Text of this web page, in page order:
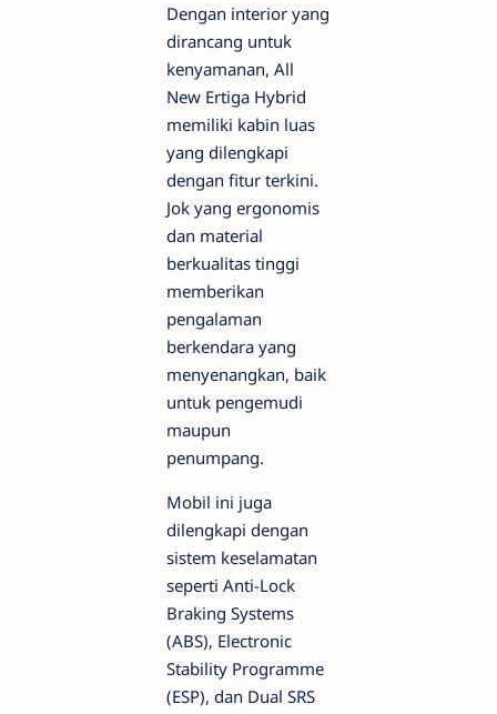
Dengan interior yang
dirancang untuk
kenyamanan, All
New Ertiga Hybrid
memiliki kabin luas
yang dilengkapi
dengan fitur terkini.
Jok yang ergonomis
dan material
berkualitas tinggi
memberikan
pengalaman
berkendara yang
menyenangkan, baik
untuk pengemudi
maupun
penumpang.
Mobil ini juga
dilengkapi dengan
sistem keselamatan
seperti Anti-Lock
Braking Systems
(ABS), Electronic
Stability Programme
(ESP), dan Dual SRS